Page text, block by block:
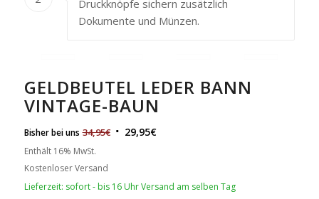
Druckknöpfe sichern zusätzlich
Dokumente und Münzen.
GELDBEUTEL LEDER BANN
VINTAGE-BAUN
Bisher bei uns 34,95€ 29,95€
Enthält 16% MwSt.
Kostenloser Versand
Lieferzeit: sofort - bis 16 Uhr Versand am selben Tag